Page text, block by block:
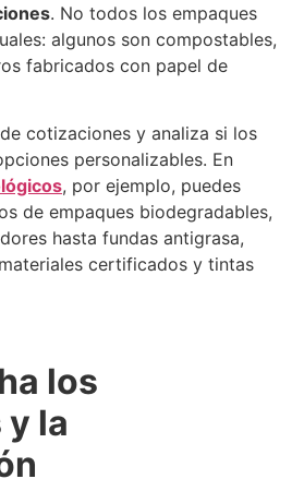
. No todos los empaques
algunos son compostables,
fabricados con papel de
cotizaciones y analiza si los
personalizables. En
, por ejemplo, puedes
de empaques biodegradables,
hasta fundas antigrasa,
certificados y tintas
los
la